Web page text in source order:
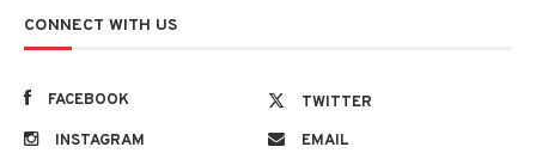
CONNECT WITH US
FACEBOOK
TWITTER
INSTAGRAM
EMAIL